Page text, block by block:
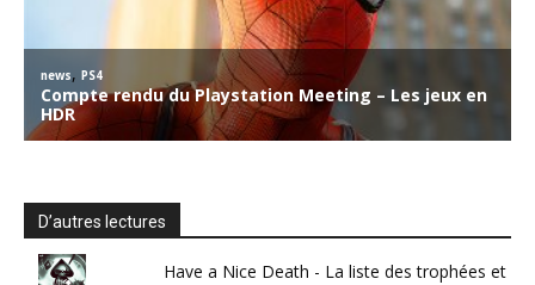
D’autres lectures
Have a Nice Death - La liste des trophées et